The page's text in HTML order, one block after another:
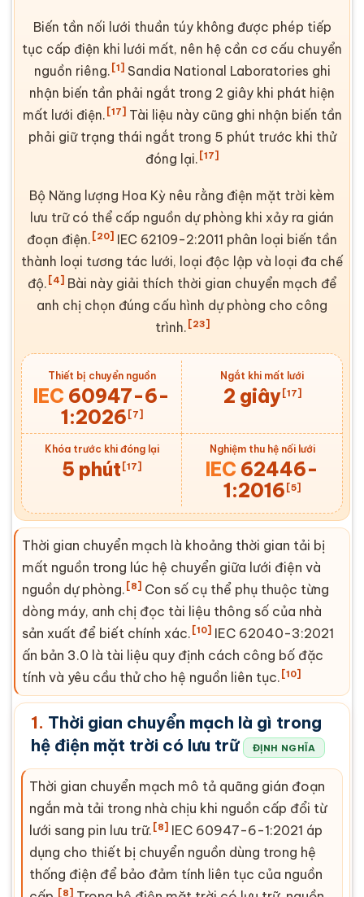
Biến tần nối lưới thuần túy không được phép tiếp
tục cấp điện khi lưới mất, nên hệ cần cơ cấu chuyển
nguồn riêng. [1]Sandia National Laboratories ghi
nhận biến tần phải ngắt trong 2 giây khi phát hiện
mất lưới điện. [17]Tài liệu này cũng ghi nhận biến tần
phải giữ trạng thái ngắt trong 5 phút trước khi thử
đóng lại. [17]
Bộ Năng lượng Hoa Kỳ nêu rằng điện mặt trời kèm
lưu trữ có thể cấp nguồn dự phòng khi xảy ra gián
đoạn điện. [20] IEC 62109-2:2011 phân loại biến tần
thành loại tương tác lưới, loại độc lập và loại đa chế
độ. [4] Bài này giải thích thời gian chuyển mạch để
anh chị chọn đúng cấu hình dự phòng cho công
trình. [23]
Thiết bị chuyển nguồn
IEC 60947-6-
1:2026 [7]
Ngắt khi mất lưới
2 giây [17]
Khóa trước khi đóng lại
5 phút [17]
Nghiệm thu hệ nối lưới
IEC 62446-
1:2016 [5]
Thời gian chuyển mạch là khoảng thời gian tải bị
mất nguồn trong lúc hệ chuyển giữa lưới điện và
nguồn dự phòng. [8] Con số cụ thể phụ thuộc từng
dòng máy, anh chị đọc tài liệu thông số của nhà
sản xuất để biết chính xác. [10] IEC 62040-3:2021
ấn bản 3.0 là tài liệu quy định cách công bố đặc
tính và yêu cầu thử cho hệ nguồn liên tục. [10]
1. Thời gian chuyển mạch là gì trong
hệ điện mặt trời có lưu trữ ĐỊNH NGHĨA
Thời gian chuyển mạch mô tả quãng gián đoạn
ngắn mà tải trong nhà chịu khi nguồn cấp đổi từ
lưới sang pin lưu trữ. [8] IEC 60947-6-1:2021 áp
dụng cho thiết bị chuyển nguồn dùng trong hệ
thống điện để bảo đảm tính liên tục của nguồn
[8]